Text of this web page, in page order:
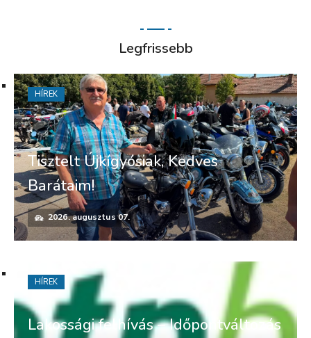
Legfrissebb
Tisztelt Újkígyósiak, Kedves
Barátaim!
2026. augusztus 07.
HÍREK
Lakossági felhívás – Időpontváltozás
HÍREK